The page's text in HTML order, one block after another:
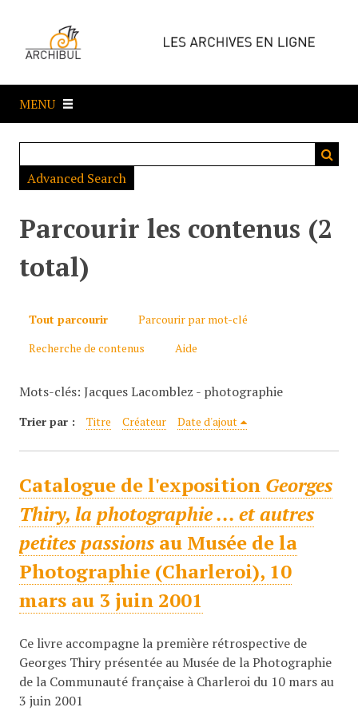
e
a
MENU
Advanced Search
Parcourir les contenus (2
total)
Tout parcourir
Parcourir par mot-clé
Recherche de contenus
Aide
Mots-clés: Jacques Lacomblez - photographie
Trier par : Titre Créateur Date d'ajout
Catalogue de l'exposition Georges
Thiry, la photographie ... et autres
petites passionsau Musée de la
Photographie (Charleroi), 10
mars au 3 juin 2001
Ce livre accompagne la première rétrospective de
Georges Thiry présentée au Musée de la Photographie
de la Communauté française à Charleroi du 10 mars au
3 juin 2001